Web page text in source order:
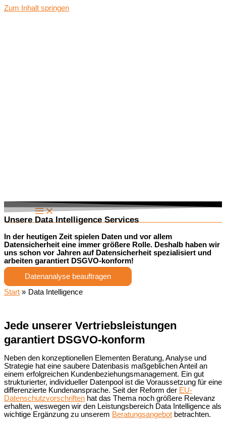
Zum Inhalt springen
Unsere Data Intelligence Services
In der heutigen Zeit spielen Daten und vor allem
Datensicherheit eine immer größere Rolle. Deshalb haben wir
uns schon vor Jahren auf Datensicherheit spezialisiert und
arbeiten garantiert DSGVO-konform!
Datenanalyse beauftragen
Start
Data Intelligence
Jede unserer Vertriebsleistungen
garantiert DSGVO-konform
Neben den konzeptionellen Elementen Beratung, Analyse und
Strategie hat eine saubere Datenbasis maßgeblichen Anteil an
einem erfolgreichen Kundenbeziehungsmanagement. Ein gut
strukturierter, individueller Datenpool ist die Voraussetzung für eine
differenzierte Kundenansprache. Seit der Reform der EU-
Datenschutzvorschriften hat das Thema noch größere Relevanz
erhalten, weswegen wir den Leistungsbereich Data Intelligence als
wichtige Ergänzung zu unserem Beratungsangebot betrachten.